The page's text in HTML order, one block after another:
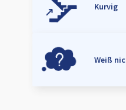
Kurvig
Weiß